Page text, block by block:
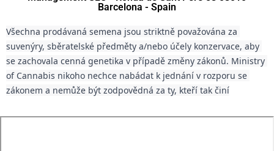
Barcelona - Spain
Všechna prodávaná semena jsou striktně považována za
suvenýry, sběratelské předměty a/nebo účely konzervace, aby
se zachovala cenná genetika v případě změny zákonů. Ministry
of Cannabis nikoho nechce nabádat k jednání v rozporu se
zákonem a nemůže být zodpovědná za ty, kteří tak činí